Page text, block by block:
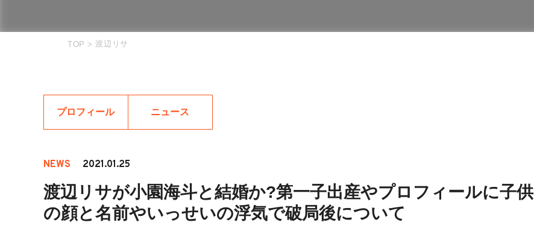
TOP > 渡辺リサ
プロフィール ニュース
NEWS 2021.01.25
渡辺リサが小園海斗と結婚か?第一子出産やプロフィールに子供
の顔と名前やいっせいの浮気で破局後について